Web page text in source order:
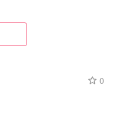
0